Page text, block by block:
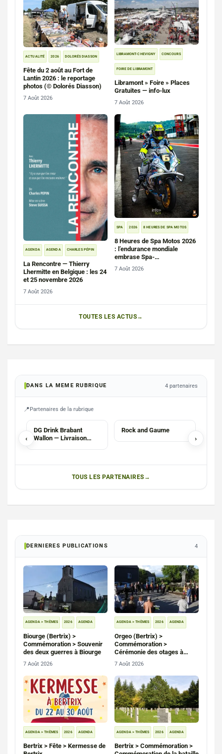
ACTUALITÉ 2026 DOLORÉS DIASSON
Fête du 2 août au Fort de
Lantin 2026 : le reportage
photos (© Dolorés Diasson)
7 Août 2026
LIBRAMONT-CHEVIGNY CONCOURS
FOIRE DE LIBRAMONT
Libramont » Foire » Places
Gratuites — info-lux
7 Août 2026
AGENDA AGENDA CHARLES PÉPIN
La Rencontre — Thierry
Lhermitte en Belgique : les 24
et 25 novembre 2026
7 Août 2026
SPA 2026 8 HEURES DE SPA MOTOS
8 Heures de Spa Motos 2026
: l’endurance mondiale
embrase Spa-
Francorchamps (photos)
7 Août 2026
TOUTES LES ACTUS
DANS LA MEME RUBRIQUE 4 partenaires
Partenaires de la rubrique
‹ ›
HORECA
DG Drink Brabant
Wallon — Livraison
Rock and Gaume
TOUS LES PARTENAIRES
DERNIERES PUBLICATIONS 4
AGENDA > THÈMES 2026 AGENDA
Biourge (Bertrix) >
Commémoration > Souvenir
des deux guerres à Biourge
7 Août 2026
AGENDA > THÈMES 2026 AGENDA
Orgeo (Bertrix) >
Commémoration >
Cérémonie des otages à
Orgeo et Saint-Médard
7 Août 2026
AGENDA > THÈMES 2026 AGENDA
Bertrix > Fête > Kermesse de
AGENDA > THÈMES 2026 AGENDA
Bertrix > Commémoration >